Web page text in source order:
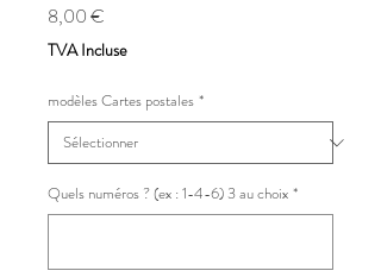
8,00 €
TVA Incluse
modèles Cartes postales *
Quels numéros ? (ex : 1-4-6) 3 au choix *